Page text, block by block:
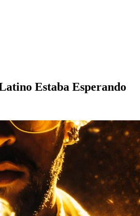
Estaba Esperando